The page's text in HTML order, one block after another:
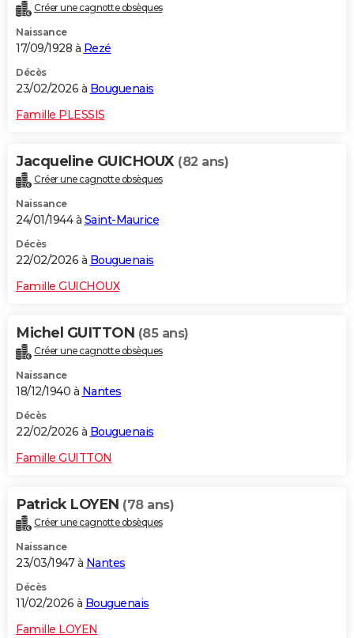
Créer une cagnotte obsèques
Naissance
17/09/1928 à Rezé
Décès
23/02/2026 à Bouguenais
Famille PLESSIS
Jacqueline GUICHOUX (82 ans)
Créer une cagnotte obsèques
Naissance
24/01/1944 à Saint-Maurice
Décès
22/02/2026 à Bouguenais
Famille GUICHOUX
Michel GUITTON (85 ans)
Créer une cagnotte obsèques
Naissance
18/12/1940 à Nantes
Décès
22/02/2026 à Bouguenais
Famille GUITTON
Patrick LOYEN (78 ans)
Créer une cagnotte obsèques
Naissance
23/03/1947 à Nantes
Décès
11/02/2026 à Bouguenais
Famille LOYEN